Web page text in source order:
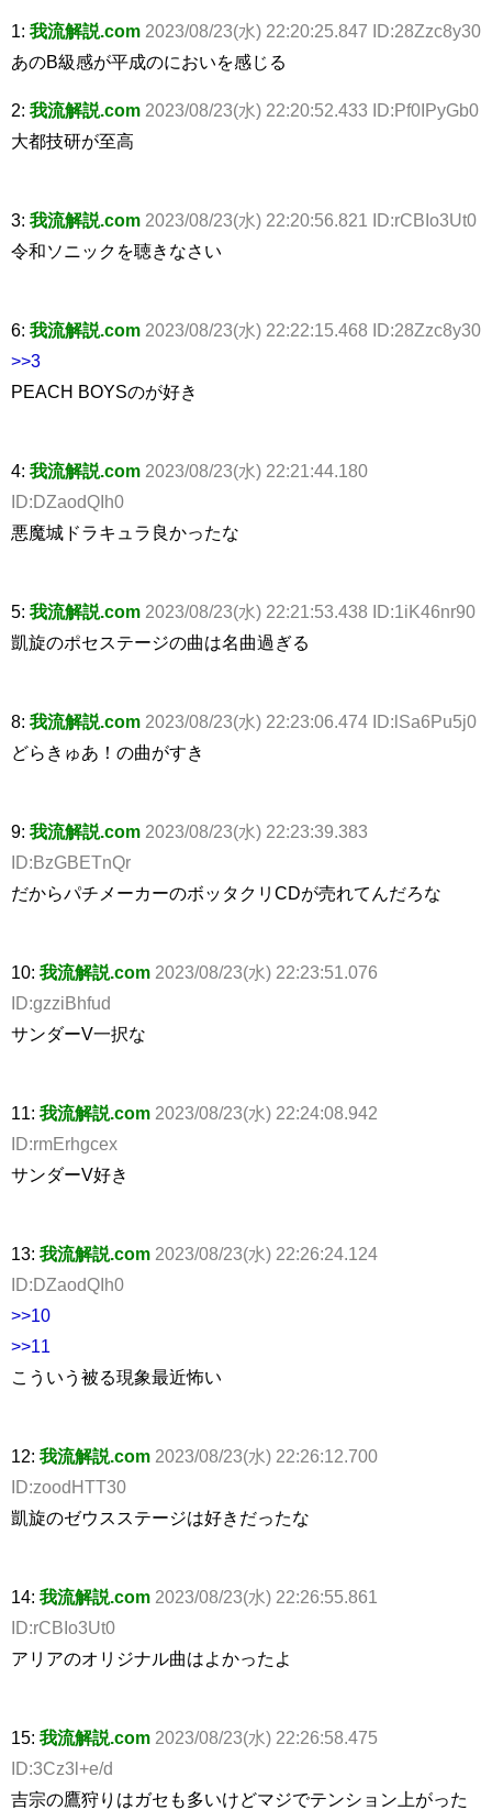
1: 我流解説.com 2023/08/23(水) 22:20:25.847 ID:28Zzc8y30
あのB級感が平成のにおいを感じる
2: 我流解説.com 2023/08/23(水) 22:20:52.433 ID:Pf0IPyGb0
大都技研が至高
3: 我流解説.com 2023/08/23(水) 22:20:56.821 ID:rCBIo3Ut0
令和ソニックを聴きなさい
6: 我流解説.com 2023/08/23(水) 22:22:15.468 ID:28Zzc8y30
>>3
PEACH BOYSのが好き
4: 我流解説.com 2023/08/23(水) 22:21:44.180
ID:DZaodQIh0
悪魔城ドラキュラ良かったな
5: 我流解説.com 2023/08/23(水) 22:21:53.438 ID:1iK46nr90
凱旋のポセステージの曲は名曲過ぎる
8: 我流解説.com 2023/08/23(水) 22:23:06.474 ID:lSa6Pu5j0
どらきゅあ！の曲がすき
9: 我流解説.com 2023/08/23(水) 22:23:39.383
ID:BzGBETnQr
だからパチメーカーのボッタクリCDが売れてんだろな
10: 我流解説.com 2023/08/23(水) 22:23:51.076
ID:gzziBhfud
サンダーV一択な
11: 我流解説.com 2023/08/23(水) 22:24:08.942
ID:rmErhgcex
サンダーV好き
13: 我流解説.com 2023/08/23(水) 22:26:24.124
ID:DZaodQIh0
>>10
>>11
こういう被る現象最近怖い
12: 我流解説.com 2023/08/23(水) 22:26:12.700
ID:zoodHTT30
凱旋のゼウスステージは好きだったな
14: 我流解説.com 2023/08/23(水) 22:26:55.861
ID:rCBIo3Ut0
アリアのオリジナル曲はよかったよ
15: 我流解説.com 2023/08/23(水) 22:26:58.475
ID:3Cz3l+e/d
吉宗の鷹狩りはガセも多いけどマジでテンション上がった